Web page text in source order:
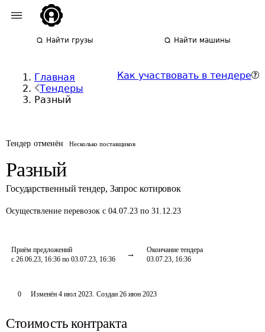
Найти грузы Найти машины
Главная
Тендеры
Разный
Как участвовать в тендере
Тендер отменён Несколько поставщиков
Разный
Государственный тендер, Запрос котировок
Осуществление перевозок с 04.07.23 по 31.12.23
Приём предложений
с 26.06.23, 16:36 по 03.07.23, 16:36
Окончание тендера
03.07.23, 16:36
0 Изменён 4 июл 2023. Создан 26 июн 2023
Стоимость контракта